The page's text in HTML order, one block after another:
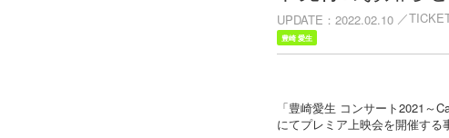
UPDATE 2022.02.10
豊崎 愛生
「豊崎愛生 コンサート2021～
にてプレミア上映会を開催する